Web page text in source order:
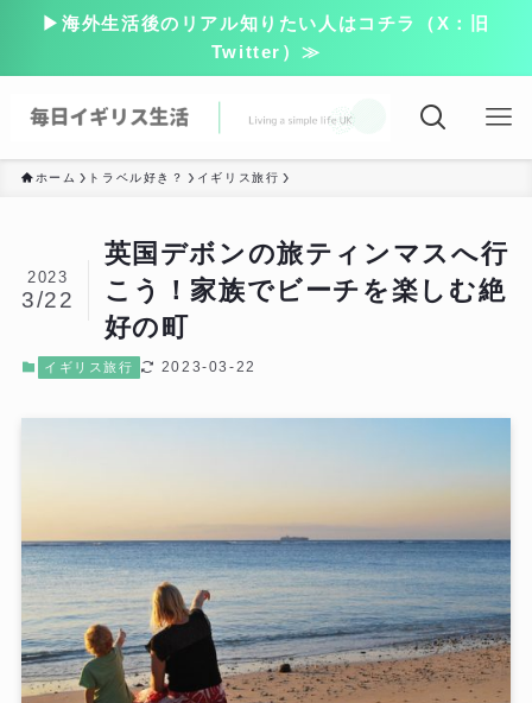
▶海外生活後のリアル知りたい人はコチラ（X：旧
Twitter）≫
ホーム トラベル好き？ イギリス旅行
英国デボンの旅ティンマスへ行
こう！家族でビーチを楽しむ絶
好の町
2023
3/22
イギリス旅行 2023-03-22